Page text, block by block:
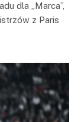
dla „Marca”,
z Paris